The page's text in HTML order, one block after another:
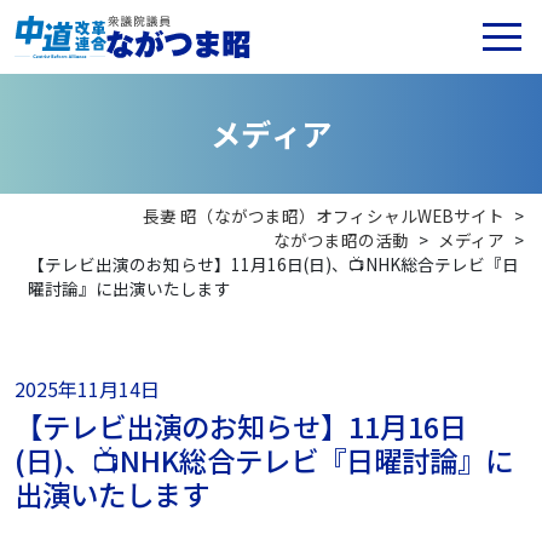
メディア
長妻 昭（ながつま昭）オフィシャルWEBサイト >
ながつま昭の活動 > メディア >
【テレビ出演のお知らせ】11月16日(日)、📺NHK総合テレビ『日
曜討論』に出演いたします
2025年11月14日
【テレビ出演のお知らせ】11月16日
(日)、📺NHK総合テレビ『日曜討論』に
出演いたします